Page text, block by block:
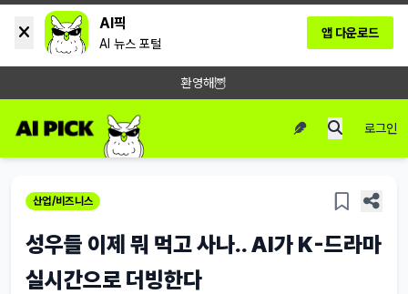
AI픽
AI 뉴스 포털
앱 다운로드
환영해🦉
로그인
산업/비즈니스
성우들 이제 뭐 먹고 사나.. AI가 K-드라마
실시간으로 더빙한다